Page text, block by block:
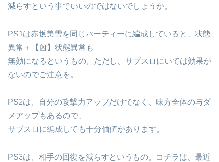
減らすという事でいいのではないでしょうか。
PS1は赤坂美雪を同じパーティーに編成していると、状態
異常＋【凶】状態異常も
無効になるというもの。ただし、サブスロにいては効果が
ないのでご注意を。
PS2は、自分の攻撃力アップだけでなく、味方全体の与ダ
メアップもあるので、
サブスロに編成しても十分価値があります。
PS3は、相手の回復を減らすというもの。コチラは、最近